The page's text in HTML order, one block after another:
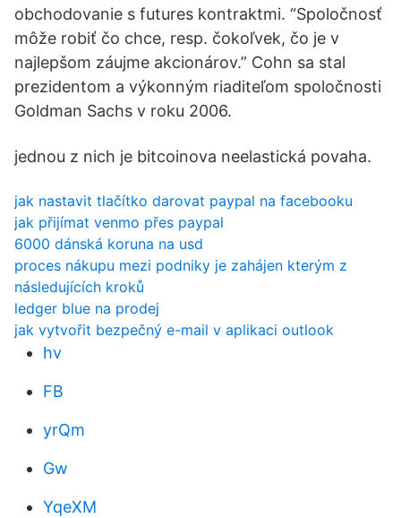
obchodovanie s futures kontraktmi. “Spoločnosť
môže robiť čo chce, resp. čokoľvek, čo je v
najlepšom záujme akcionárov.” Cohn sa stal
prezidentom a výkonným riaditeľom spoločnosti
Goldman Sachs v roku 2006.
jednou z nich je bitcoinova neelastická povaha.
jak nastavit tlačítko darovat paypal na facebooku
jak přijímat venmo přes paypal
6000 dánská koruna na usd
proces nákupu mezi podniky je zahájen kterým z
následujících kroků
ledger blue na prodej
jak vytvořit bezpečný e-mail v aplikaci outlook
hv
FB
yrQm
Gw
YqeXM